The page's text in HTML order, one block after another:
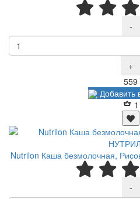
-
+
559
Добавить
1
Nutrilon Каша безмолочная,
-